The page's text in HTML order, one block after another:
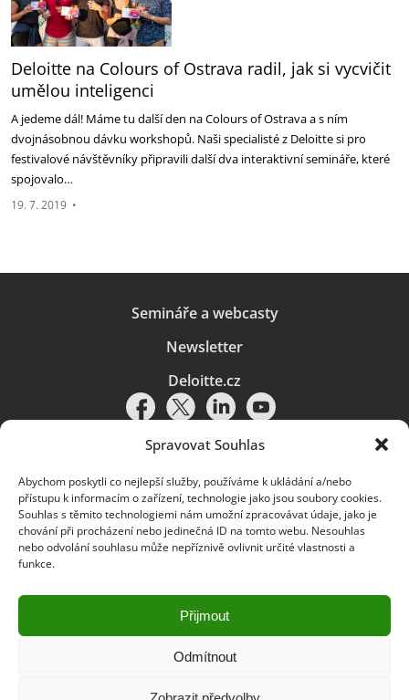
Spravovat Souhlas
Abychom poskytli co nejlepší služby, používáme k ukládání a/nebo
přístupu k informacím o zařízení, technologie jako jsou soubory cookies.
Souhlas s těmito technologiemi nám umožní zpracovávat údaje, jako je
chování při procházení nebo jedinečná ID na tomto webu. Nesouhlas
nebo odvolání souhlasu může nepříznivě ovlivnit určité vlastnosti a
funkce.
Přijmout
Odmítnout
Deloitte na Colours of Ostrava radil, jak si vycvičit
umělou inteligenci
A jedeme dál! Máme tu další den na Colours of Ostrava a s ním
dvojnásobnou dávku workshopů. Naši specialisté z Deloitte si pro
festivalové návštěvníky připravili další dva interaktivní semináře, které
spojovalo…
19. 7. 2019 •
Semináře a webcasty
Newsletter
Deloitte.cz
Pravidla používání|Ochrana osobních údajů|Soubory cookies |
Deloitte.cz
© 2026. Více informací najdete vPravidlech používání.
Deloitte označuje jednu či více společností globální sítě členských
a přidružené subjekty (souhrnně „organizace Deloitte“). Společnost DTTL
(rovněž označovaná jako „Deloitte Global“) a každá z jejích členských
společností a jejich přidružených subjektů je samostatným a nezávislým
právním subjektem, který není oprávněn zavazovat nebo přijímat závazky
za jinou z těchto členských společností a jejich přidružených subjektů ve